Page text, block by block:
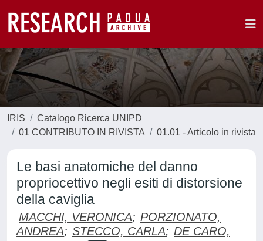
IRIS
Catalogo Ricerca UNIPD
01 CONTRIBUTO IN RIVISTA
01.01 - Articolo in rivista
Le basi anatomiche del danno
propriocettivo negli esiti di distorsione
della caviglia
MACCHI, VERONICA; PORZIONATO,
ANDREA; STECCO, CARLA; DE CARO,